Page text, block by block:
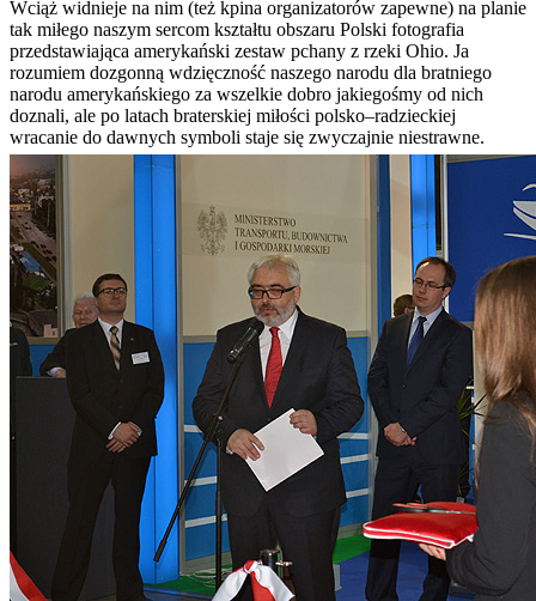
Wciąż widnieje na nim (też kpina organizatorów zapewne) na planie
tak miłego naszym sercom kształtu obszaru Polski fotografia
przedstawiająca amerykański zestaw pchany z rzeki Ohio. Ja
rozumiem dozgonną wdzięczność naszego narodu dla bratniego
narodu amerykańskiego za wszelkie dobro jakiegośmy od nich
doznali, ale po latach braterskiej miłości polsko–radzieckiej
wracanie do dawnych symboli staje się zwyczajnie niestrawne.